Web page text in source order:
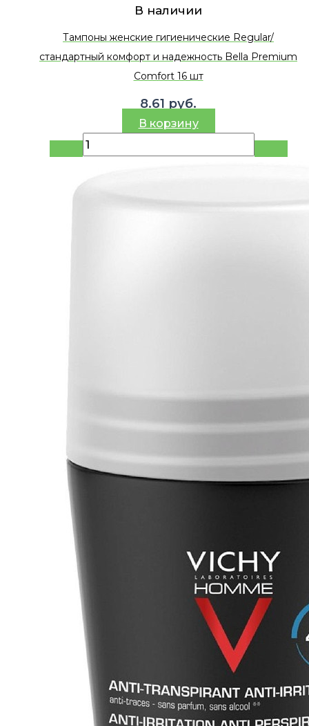
В наличии
Тампоны женские гигиенические Regular/
стандартный комфорт и надежность Bella Premium
Comfort 16 шт
8.61 руб.
В корзину